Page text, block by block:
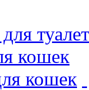
кошек
кошек